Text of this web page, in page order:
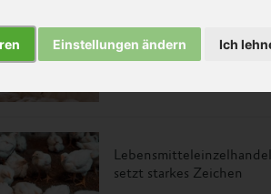
Einstellungen ändern
Weitere Unternehmen
setzen Masthuhn-Initiative
Lebensmitteleinzelhandel
setzt starkes Zeichen